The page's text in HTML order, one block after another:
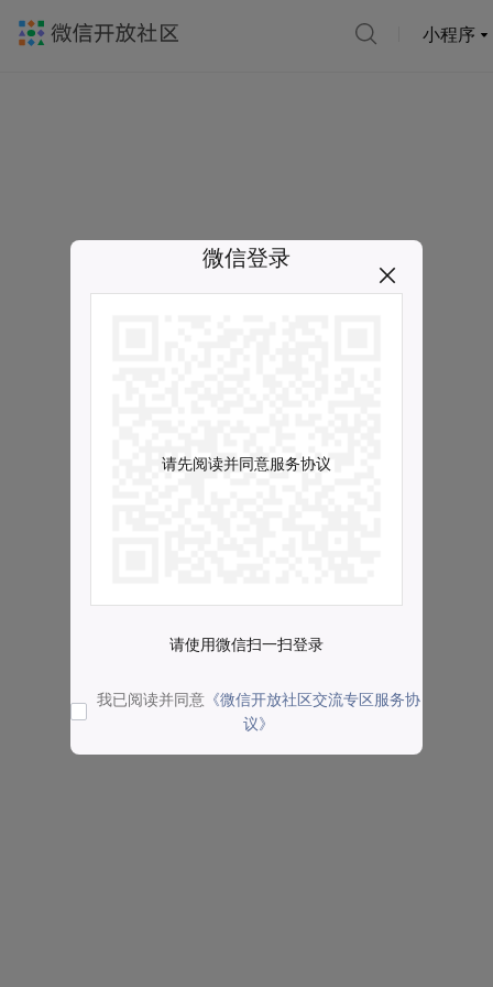
小程序
微信登录
请先阅读并同意服务协议
请使用微信扫一扫登录
我已阅读并同意 《微信开放社区交流专区服务协
议》